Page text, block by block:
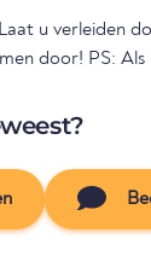
u verleiden
door! PS: Als